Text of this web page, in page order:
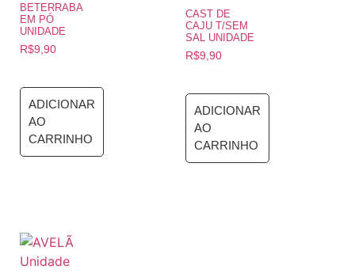
BETERRABA
EM PÓ
UNIDADE
R$9,90
ADICIONAR
AO
CARRINHO
CAST DE
CAJU T/SEM
SAL UNIDADE
R$9,90
ADICIONAR
AO
CARRINHO